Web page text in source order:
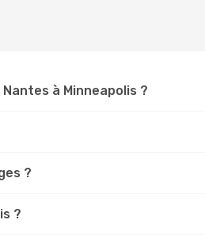
à Minneapolis ?
?
?